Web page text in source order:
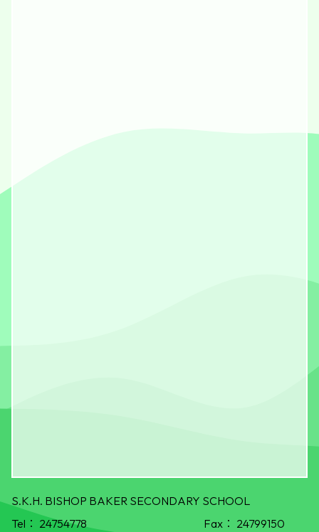
S.K.H. BISHOP BAKER SECONDARY SCHOOL
Tel： 24754778 Fax： 24799150